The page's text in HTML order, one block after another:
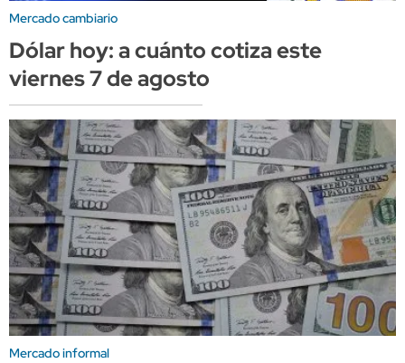
Mercado cambiario
Dólar hoy: a cuánto cotiza este
viernes 7 de agosto
Mercado informal